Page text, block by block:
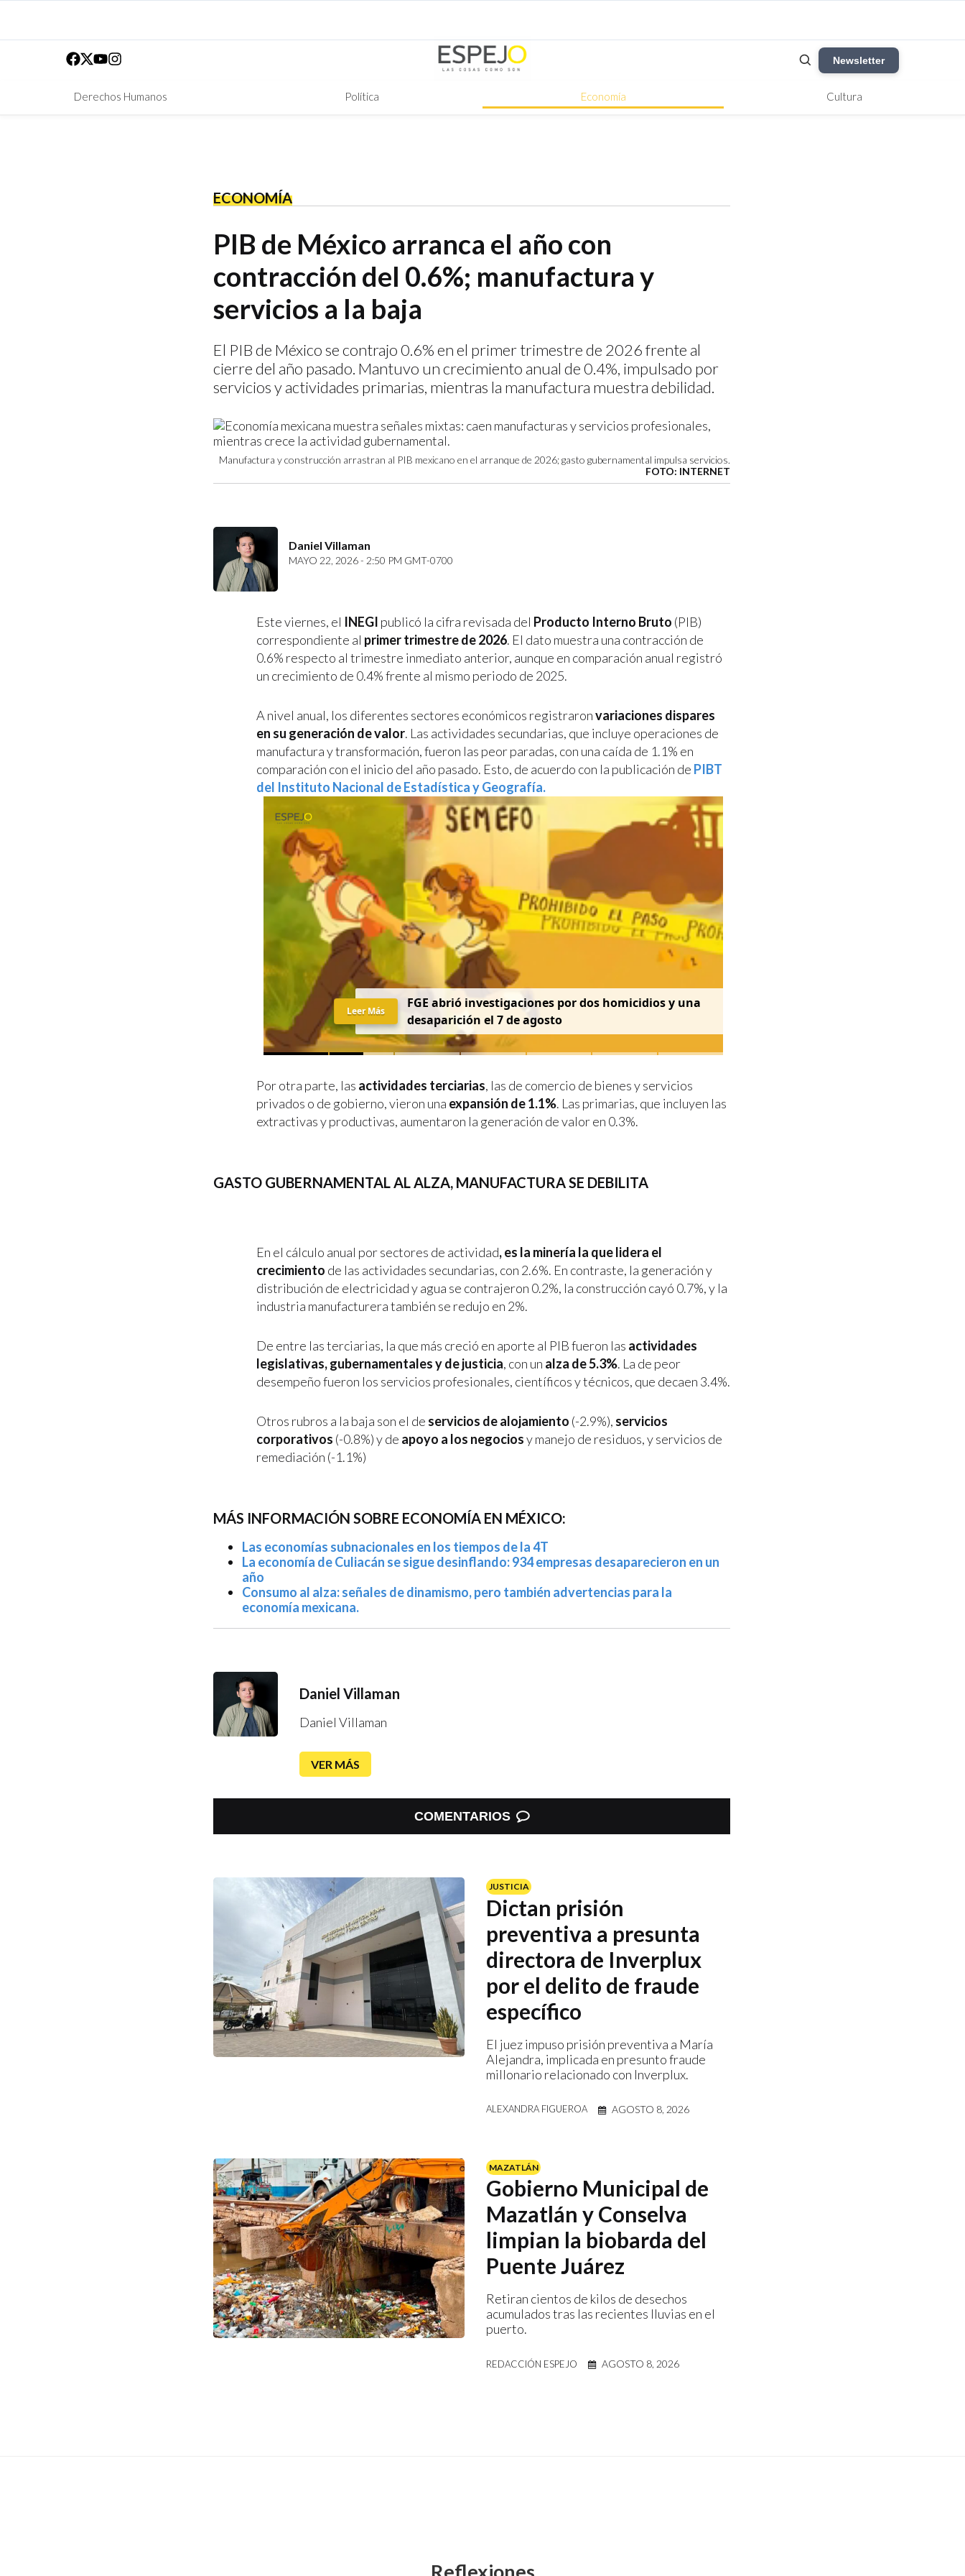
Newsletter
Derechos Humanos Política Economía Cultura
ECONOMÍA
PIB de México arranca el año con
contracción del 0.6%; manufactura y
servicios a la baja
El PIB de México se contrajo 0.6% en el primer trimestre de 2026 frente al
cierre del año pasado. Mantuvo un crecimiento anual de 0.4%, impulsado por
servicios y actividades primarias, mientras la manufactura muestra debilidad.
Manufactura y construcción arrastran al PIB mexicano en el arranque de 2026; gasto gubernamental impulsa servicios.
FOTO: INTERNET
Daniel Villaman
MAYO 22, 2026 - 2:50 PM GMT-0700
Este viernes, el INEGI publicó la cifra revisada del Producto Interno Bruto (PIB)
correspondiente al primer trimestre de 2026. El dato muestra una contracción de
0.6% respecto al trimestre inmediato anterior, aunque en comparación anual registró
un crecimiento de 0.4% frente al mismo periodo de 2025.
A nivel anual, los diferentes sectores económicos registraronvariaciones dispares
en su generación de valor. Las actividades secundarias, que incluye operaciones de
manufactura y transformación, fueron las peor paradas, con una caída de 1.1% en
comparación con el inicio del año pasado. Esto, de acuerdo con la publicación de PIBT
del Instituto Nacional de Estadística y Geografía.
FGE abrió investigaciones por dos homicidios y una
desaparición el 7 de agosto
Leer Más
Por otra parte, las actividades terciarias, las de comercio de bienes y servicios
privados o de gobierno, vieron una expansión de 1.1%. Las primarias, que incluyen las
extractivas y productivas, aumentaron la generación de valor en 0.3%.
GASTO GUBERNAMENTAL AL ALZA, MANUFACTURA SE DEBILITA
En el cálculo anual por sectores de actividad, es la minería la que lidera el
crecimiento de las actividades secundarias, con 2.6%. En contraste, la generación y
distribución de electricidad y agua se contrajeron 0.2%, la construcción cayó 0.7%, y la
industria manufacturera también se redujo en 2%.
De entre las terciarias, la que más creció en aporte al PIB fueron las actividades
legislativas, gubernamentales y de justicia, con un alza de 5.3%. La de peor
desempeño fueron los servicios profesionales, científicos y técnicos, que decaen 3.4%.
Otros rubros a la baja son el de servicios de alojamiento (-2.9%), servicios
corporativos (-0.8%) y de apoyo a los negociosy manejo de residuos, y servicios de
remediación (-1.1%)
MÁS INFORMACIÓN SOBRE ECONOMÍA EN MÉXICO:
Las economías subnacionales en los tiempos de la 4T
La economía de Culiacán se sigue desinflando: 934 empresas desaparecieron en un
año
Consumo al alza: señales de dinamismo, pero también advertencias para la
economía mexicana.
Daniel Villaman
Daniel Villaman
VER MÁS
COMENTARIOS
JUSTICIA
Dictan prisión
preventiva a presunta
directora de Inverplux
por el delito de fraude
específico
El juez impuso prisión preventiva a María
Alejandra, implicada en presunto fraude
millonario relacionado con Inverplux.
ALEXANDRA FIGUEROA AGOSTO 8, 2026
MAZATLÁN
Gobierno Municipal de
Mazatlán y Conselva
limpian la biobarda del
Puente Juárez
Retiran cientos de kilos de desechos
acumulados tras las recientes lluvias en el
puerto.
REDACCIÓN ESPEJO AGOSTO 8, 2026